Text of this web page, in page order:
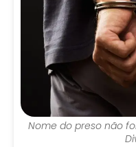
Nome do preso não